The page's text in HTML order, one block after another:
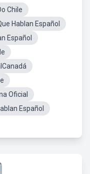
Chile
Hablan Español
Español
Oficial
Español